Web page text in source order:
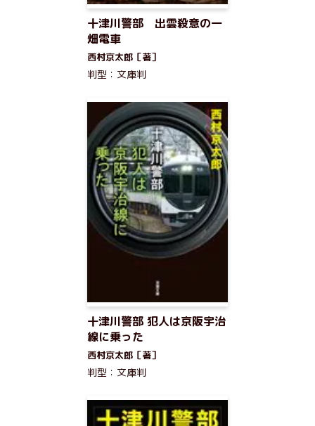
十津川警部 出雲殺意の一
畑電車
西村京太郎［著］
判型：文庫判
十津川警部 犯人は京阪宇治
線に乗った
西村京太郎［著］
判型：文庫判